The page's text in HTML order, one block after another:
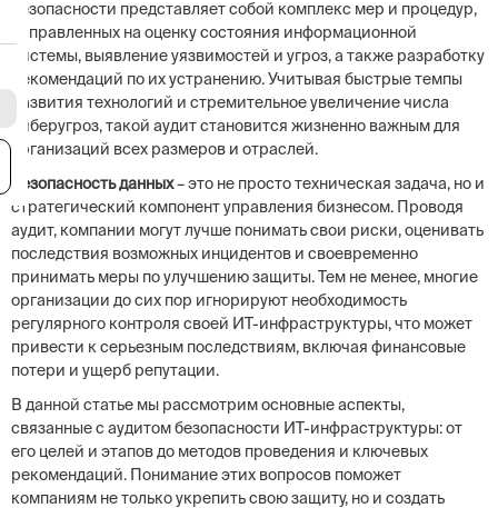
безопасности представляет собой комплекс мер и процедур,
направленных на оценку состояния информационной
системы, выявление уязвимостей и угроз, а также разработку
рекомендаций по их устранению. Учитывая быстрые темпы
развития технологий и стремительное увеличение числа
киберугроз, такой аудит становится жизненно важным для
организаций всех размеров и отраслей.
Безопасность данных– это не просто техническая задача, но и
стратегический компонент управления бизнесом. Проводя
аудит, компании могут лучше понимать свои риски, оценивать
последствия возможных инцидентов и своевременно
принимать меры по улучшению защиты. Тем не менее, многие
организации до сих пор игнорируют необходимость
регулярного контроля своей ИТ-инфраструктуры, что может
привести к серьезным последствиям, включая финансовые
потери и ущерб репутации.
В данной статье мы рассмотрим основные аспекты,
связанные с аудитом безопасности ИТ-инфраструктуры: от
его целей и этапов до методов проведения и ключевых
рекомендаций. Понимание этих вопросов поможет
компаниям не только укрепить свою защиту, но и создать